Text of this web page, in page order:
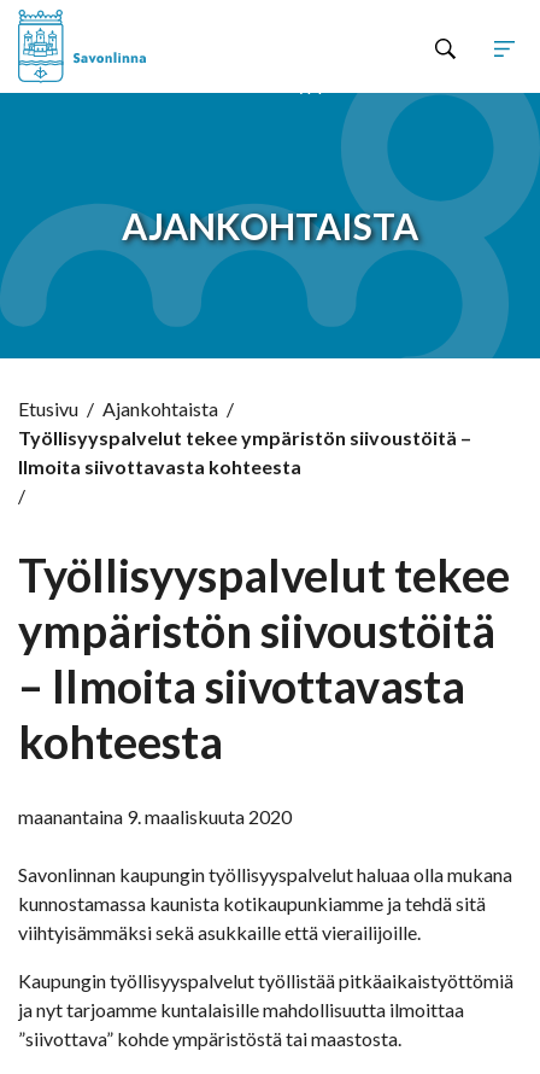
AJANKOHTAISTA
Etusivu / Ajankohtaista /
Työllisyyspalvelut tekee ympäristön siivoustöitä –
Ilmoita siivottavasta kohteesta
/
Työllisyyspalvelut tekee
ympäristön siivoustöitä
– Ilmoita siivottavasta
kohteesta
maanantaina 9. maaliskuuta 2020
Savonlinnan kaupungin työllisyyspalvelut haluaa olla mukana
kunnostamassa kaunista kotikaupunkiamme ja tehdä sitä
viihtyisämmäksi sekä asukkaille että vierailijoille.
Kaupungin työllisyyspalvelut työllistää pitkäaikaistyöttömiä
ja nyt tarjoamme kuntalaisille mahdollisuutta ilmoittaa
”siivottava” kohde ympäristöstä tai maastosta.